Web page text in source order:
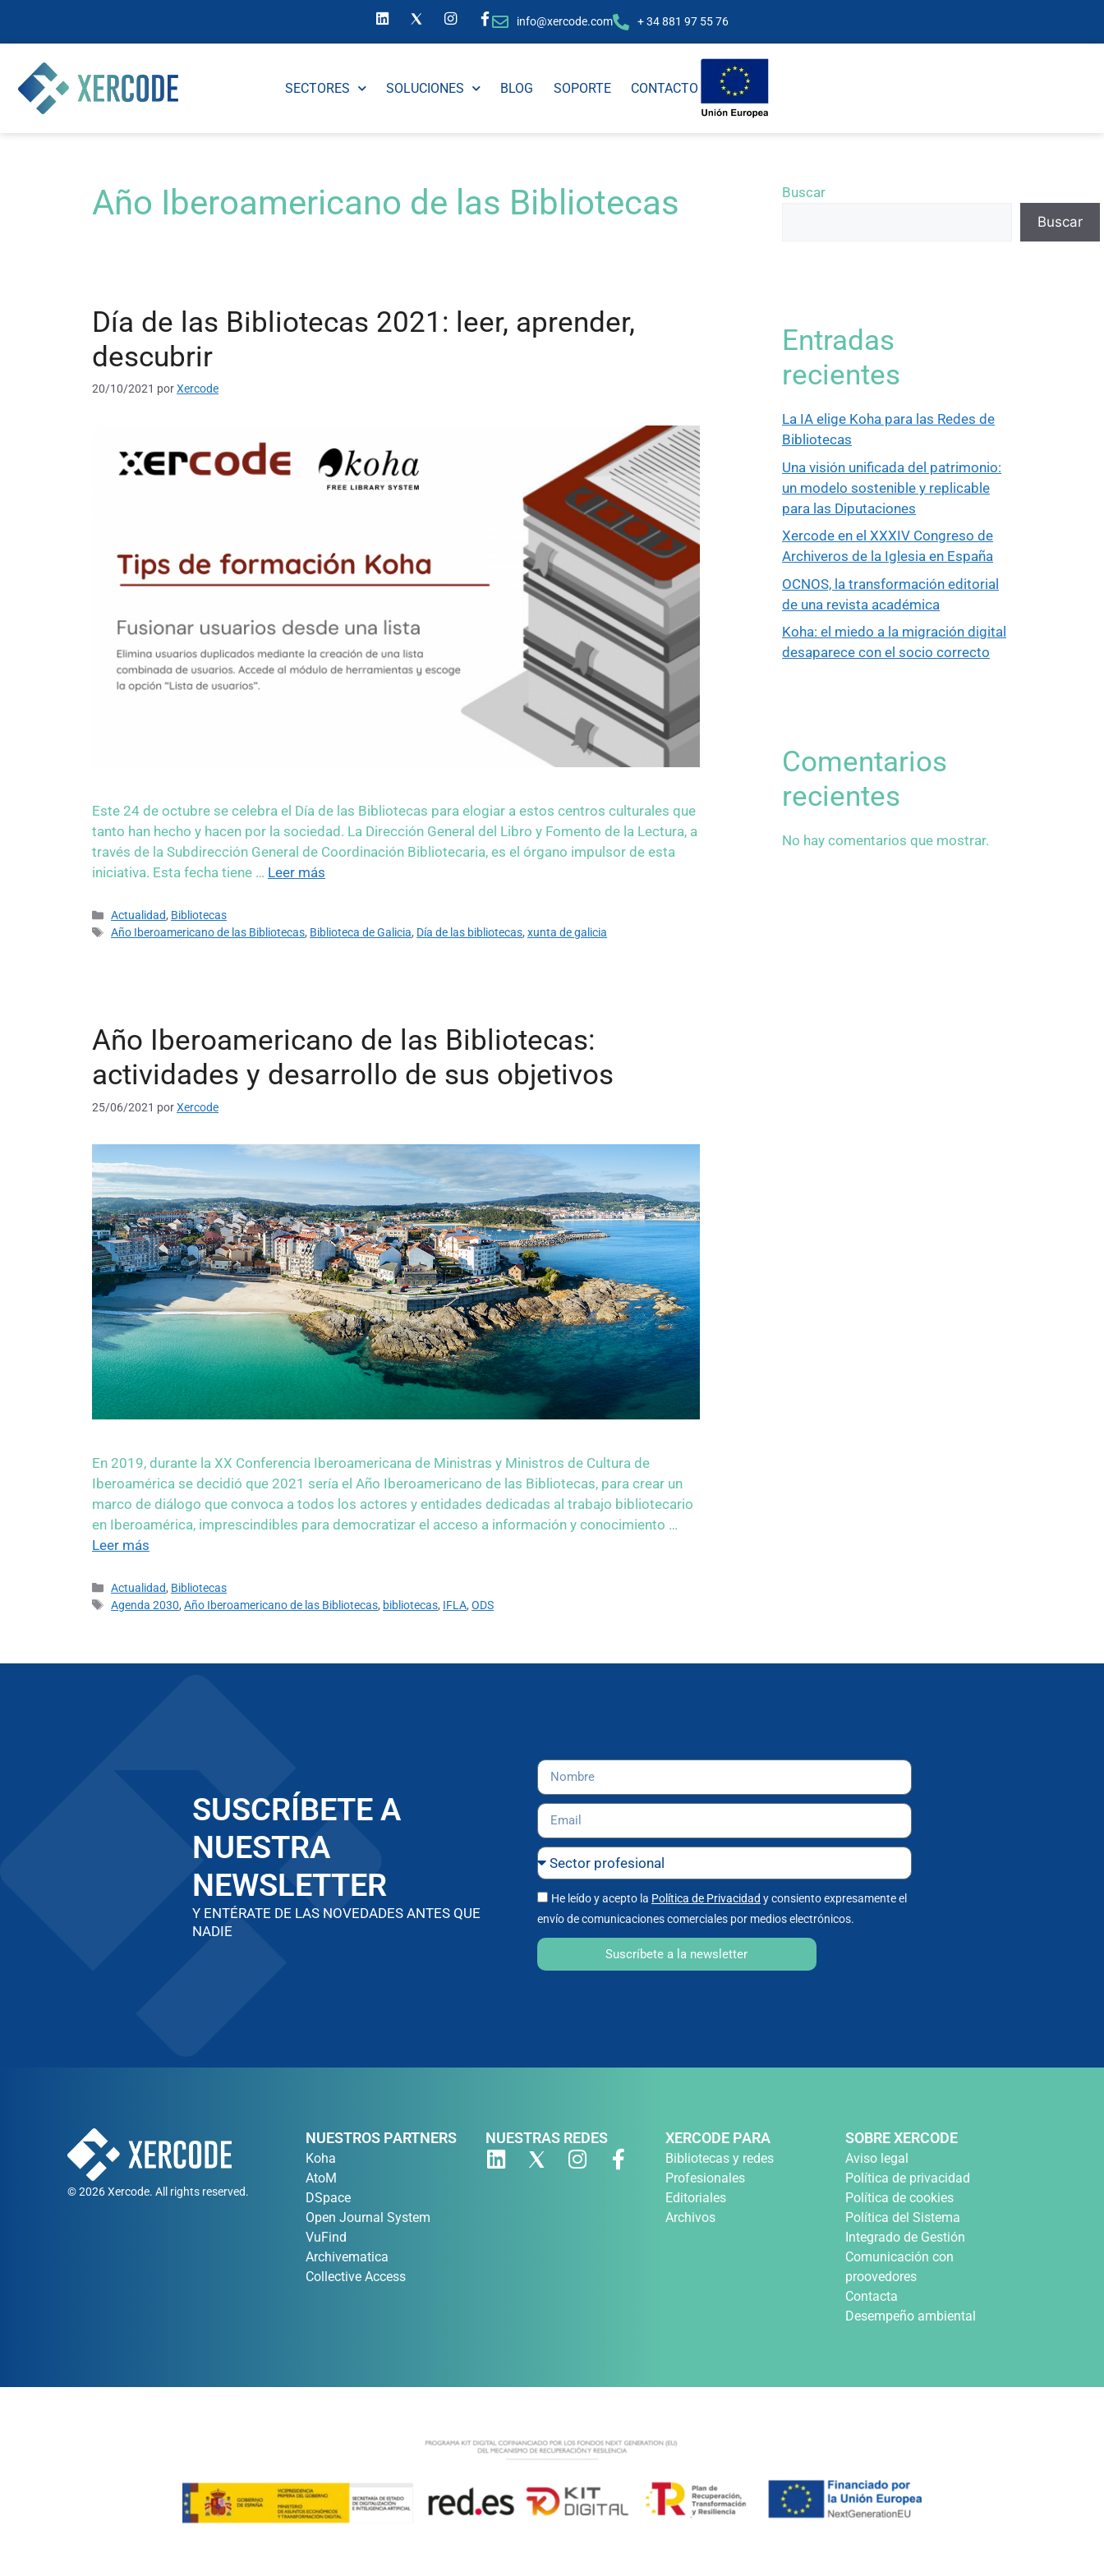
info@xercode.com + 34 881 97 55 76
SECTORES SOLUCIONES BLOG SOPORTE CONTACTO
Año Iberoamericano de las Bibliotecas
Día de las Bibliotecas 2021: leer, aprender,
descubrir
20/10/2021 porXercode
Este 24 de octubre se celebra el Día de las Bibliotecas para elogiar a estos centros culturales que
tanto han hecho y hacen por la sociedad. La Dirección General del Libro y Fomento de la Lectura, a
través de la Subdirección General de Coordinación Bibliotecaria, es el órgano impulsor de esta
iniciativa. Esta fecha tiene … Leer más
Actualidad, Bibliotecas
Año Iberoamericano de las Bibliotecas, Biblioteca de Galicia, Día de las bibliotecas,xunta de galicia
Año Iberoamericano de las Bibliotecas:
actividades y desarrollo de sus objetivos
25/06/2021 porXercode
En 2019, durante la XX Conferencia Iberoamericana de Ministras y Ministros de Cultura de
Iberoamérica se decidió que 2021 sería el Año Iberoamericano de las Bibliotecas, para crear un
marco de diálogo que convoca a todos los actores y entidades dedicadas al trabajo bibliotecario
en Iberoamérica, imprescindibles para democratizar el acceso a información y conocimiento …
Leer más
Actualidad, Bibliotecas
Agenda 2030,Año Iberoamericano de las Bibliotecas, bibliotecas, IFLA,ODS
Buscar
Buscar
Entradas
recientes
La IA elige Koha para las Redes de
Bibliotecas
Una visión unificada del patrimonio:
un modelo sostenible y replicable
para las Diputaciones
Xercode en el XXXIV Congreso de
Archiveros de la Iglesia en España
OCNOS, la transformación editorial
de una revista académica
Koha: el miedo a la migración digital
desaparece con el socio correcto
Comentarios
recientes
No hay comentarios que mostrar.
SUSCRÍBETE A
NUESTRA
NEWSLETTER
Y ENTÉRATE DE LAS NOVEDADES ANTES QUE
NADIE
He leído y acepto la Política de Privacidad y consiento expresamente el
envío de comunicaciones comerciales por medios electrónicos.
Suscríbete a la newsletter
© 2026 Xercode. All rights reserved.
NUESTROS PARTNERS
Koha
AtoM
DSpace
Open Journal System
VuFind
Archivematica
Collective Access
NUESTRAS REDES XERCODE PARA
Bibliotecas y redes
Profesionales
Editoriales
Archivos
SOBRE XERCODE
Aviso legal
Política de privacidad
Política de cookies
Política del Sistema
Integrado de Gestión
Comunicación con
proovedores
Contacta
Desempeño ambiental